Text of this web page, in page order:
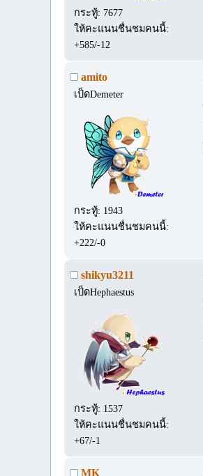
กระทู้: 7677
ให้คะแนนชื่นชมคนนี้:
+585/-12
amito
เป็ดDemeter
กระทู้: 1943
ให้คะแนนชื่นชมคนนี้:
+222/-0
shikyu3211
เป็ดHephaestus
กระทู้: 1537
ให้คะแนนชื่นชมคนนี้:
+67/-1
MK